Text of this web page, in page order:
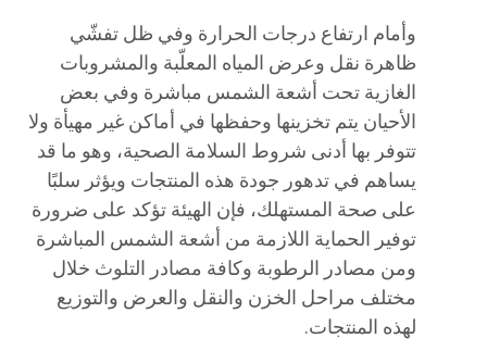
وأمام ارتفاع درجات الحرارة وفي ظل تفشّي
ظاهرة نقل وعرض المياه المعلّبة والمشروبات
الغازية تحت أشعة الشمس مباشرة وفي بعض
الأحيان يتم تخزينها وحفظها في أماكن غير مهيأة ولا
تتوفر بها أدنى شروط السلامة الصحية، وهو ما قد
يساهم في تدهور جودة هذه المنتجات ويؤثر سلبًا
على صحة المستهلك، فإن الهيئة تؤكد على ضرورة
توفير الحماية اللازمة من أشعة الشمس المباشرة
ومن مصادر الرطوبة وكافة مصادر التلوث خلال
مختلف مراحل الخزن والنقل والعرض والتوزيع
لهذه المنتجات.